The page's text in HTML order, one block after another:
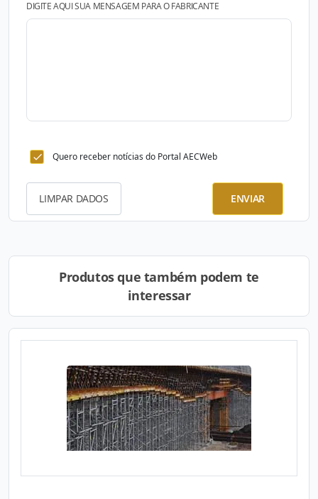
DIGITE AQUI SUA MENSAGEM PARA O FABRICANTE
Quero receber notícias do Portal AECWeb
LIMPAR DADOS ENVIAR
Produtos que também podem te
interessar